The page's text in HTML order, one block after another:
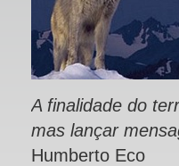
A finalidade do
mas lançar
Humberto Eco